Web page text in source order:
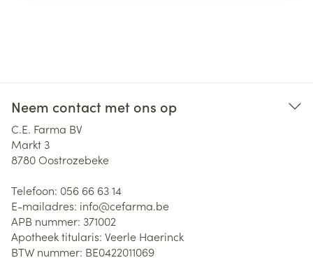
Neem contact met ons op
C.E. Farma BV
Markt 3
8780Oostrozebeke
Telefoon: 056 66 63 14
E-mailadres: info@cefarma.be
APB nummer: 371002
Apotheek titularis: Veerle Haerinck
BTW nummer: BE0422011069